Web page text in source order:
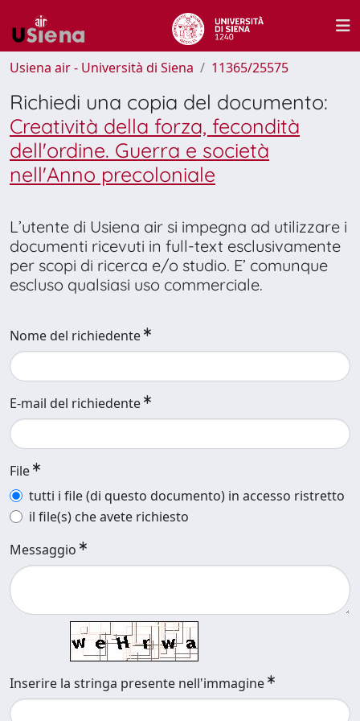
Usiena air - Università di Siena 11365/25575
Richiedi una copia del documento:
Creatività della forza, fecondità
dell'ordine. Guerra e società
nell'Anno precoloniale
L’utente di Usiena air si impegna ad utilizzare i
documenti ricevuti in full-text esclusivamente
per scopi di ricerca e/o studio. E’ comunque
escluso qualsiasi uso commerciale.
Nome del richiedente
E-mail del richiedente
File
tutti i file (di questo documento) in accesso ristretto
il file(s) che avete richiesto
Messaggio
Inserire la stringa presente nell'immagine